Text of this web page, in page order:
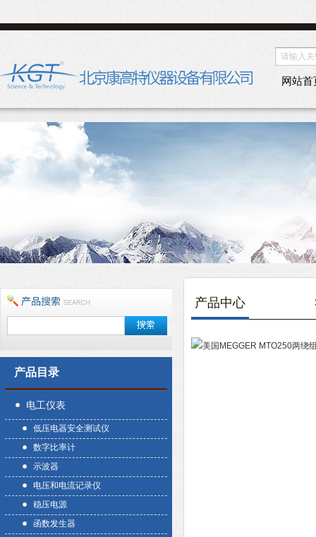
网站首
产品目录
电工仪表
低压电器安全测试仪
数字比率计
示波器
电压和电流记录仪
稳压电源
函数发生器
产品中心